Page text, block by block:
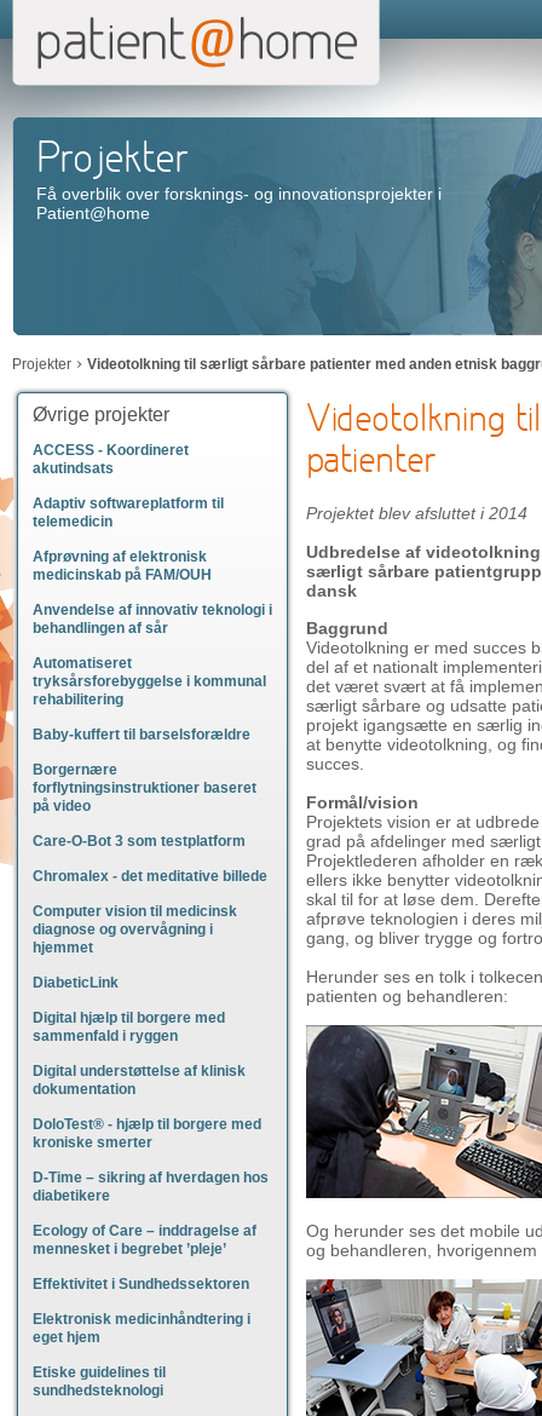
Projekter
Få overblik over forsknings- og innovationsprojekter i
Patient@home
Projekter Videotolkning til særligt sårbare patienter med anden etnisk
Øvrige projekter
ACCESS - Koordineret
akutindsats
Adaptiv softwareplatform til
telemedicin
Afprøvning af elektronisk
medicinskab på FAM/OUH
Anvendelse af innovativ teknologi i
behandlingen af sår
Automatiseret
tryksårsforebyggelse i kommunal
rehabilitering
Baby-kuffert til barselsforældre
Borgernære
forflytningsinstruktioner baseret
på video
Care-O-Bot 3 som testplatform
Chromalex - det meditative billede
Computer vision til medicinsk
diagnose og overvågning i
hjemmet
DiabeticLink
Digital hjælp til borgere med
sammenfald i ryggen
Digital understøttelse af klinisk
dokumentation
DoloTest® - hjælp til borgere med
kroniske smerter
D-Time – sikring af hverdagen hos
diabetikere
Ecology of Care – inddragelse af
mennesket i begrebet ’pleje’
Effektivitet i Sundhedssektoren
Elektronisk medicinhåndtering i
eget hjem
Etiske guidelines til
sundhedsteknologi
Videotolkning
patienter
Projektet blev afsluttet i 2014
Udbredelse af
særligt sårbare
dansk
Baggrund
Videotolkning er med succes
del af et nationalt
det været svært at få
særligt sårbare og udsatte
projekt igangsætte en særlig
at benytte videotolkning, og
succes.
Formål/vision
Projektets vision er at
grad på afdelinger med
Projektlederen afholder en
ellers ikke benytter
skal til for at løse dem.
afprøve teknologien i deres
gang, og bliver trygge og
Herunder ses en tolk i
patienten og behandleren:
Og herunder ses det mobile
og behandleren,